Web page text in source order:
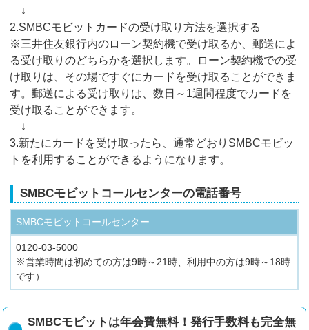
↓
2.SMBCモビットカードの受け取り方法を選択する
※三井住友銀行内のローン契約機で受け取るか、郵送によ
る受け取りのどちらかを選択します。ローン契約機での受
け取りは、その場ですぐにカードを受け取ることができま
す。郵送による受け取りは、数日～1週間程度でカードを
受け取ることができます。
↓
3.新たにカードを受け取ったら、通常どおりSMBCモビッ
トを利用することができるようになります。
SMBCモビットコールセンターの電話番号
SMBCモビットコールセンター
0120-03-5000
※営業時間は初めての方は9時～21時、利用中の方は9時～18時
です）
SMBCモビットは年会費無料！発行手数料も完全無